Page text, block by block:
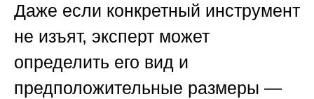
Даже если конкретный инструмент
не изъят, эксперт может
определить его вид и
предположительные размеры —